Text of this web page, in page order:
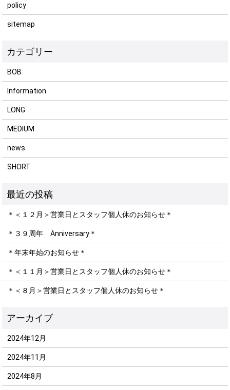
policy
sitemap
BOB
Information
LONG
MEDIUM
news
SHORT
＊＜１２月＞営業日とスタッフ個人休のお知らせ＊
＊３９周年 Anniversary＊
＊年末年始のお知らせ＊
＊＜１１月＞営業日とスタッフ個人休のお知らせ＊
＊＜８月＞営業日とスタッフ個人休のお知らせ＊
2024年12月
2024年11月
2024年8月